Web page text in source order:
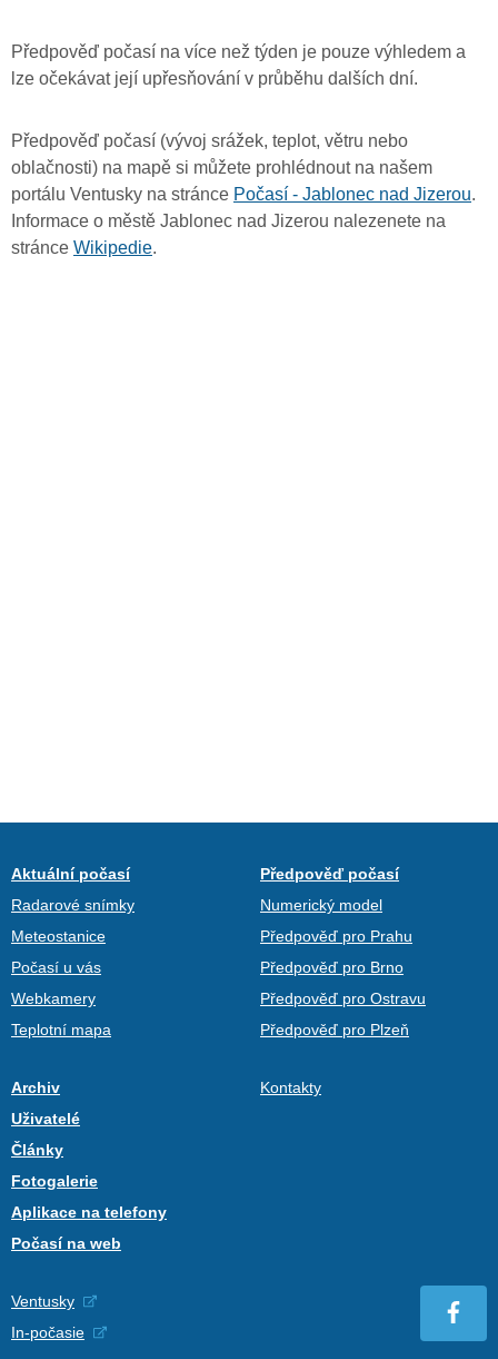
Předpověď počasí na více než týden je pouze výhledem a
lze očekávat její upřesňování v průběhu dalších dní.
Předpověď počasí (vývoj srážek, teplot, větru nebo
oblačnosti) na mapě si můžete prohlédnout na našem
portálu Ventusky na stránce Počasí - Jablonec nad Jizerou.
Informace o městě Jablonec nad Jizerou nalezenete na
stránce Wikipedie.
Aktuální počasí
Radarové snímky
Meteostanice
Počasí u vás
Webkamery
Teplotní mapa
Předpověď počasí
Numerický model
Předpověď pro Prahu
Předpověď pro Brno
Předpověď pro Ostravu
Předpověď pro Plzeň
Archiv
Uživatelé
Články
Fotogalerie
Aplikace na telefony
Počasí na web
Kontakty
Ventusky
In-počasie